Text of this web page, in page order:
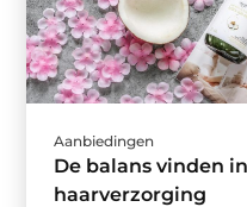
Aanbiedingen
De balans vinden
haarverzorging